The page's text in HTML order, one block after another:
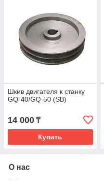
Шкив двигателя к станку
GQ-40/GQ-50 (SB)
14 000 ₸
Купить
О нас